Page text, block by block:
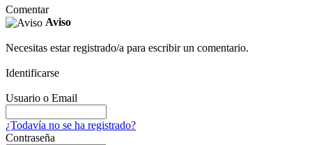
Comentar
Aviso
Necesitas estar registrado/a para escribir un comentario.
Identificarse
Usuario o Email
¿Todavía no se ha registrado?
Contraseña